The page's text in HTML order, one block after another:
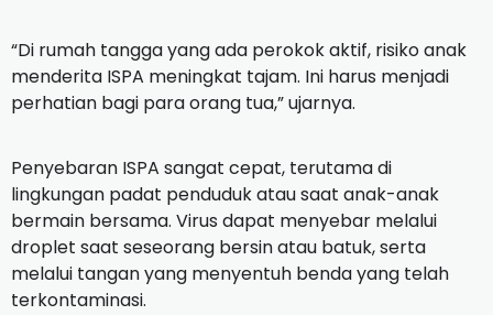
“Di rumah tangga yang ada perokok aktif, risiko anak
menderita ISPA meningkat tajam. Ini harus menjadi
perhatian bagi para orang tua,” ujarnya.
Penyebaran ISPA sangat cepat, terutama di
lingkungan padat penduduk atau saat anak-anak
bermain bersama. Virus dapat menyebar melalui
droplet saat seseorang bersin atau batuk, serta
melalui tangan yang menyentuh benda yang telah
terkontaminasi.